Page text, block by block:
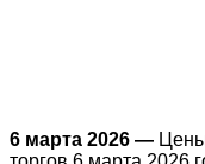
6 марта 2026 —